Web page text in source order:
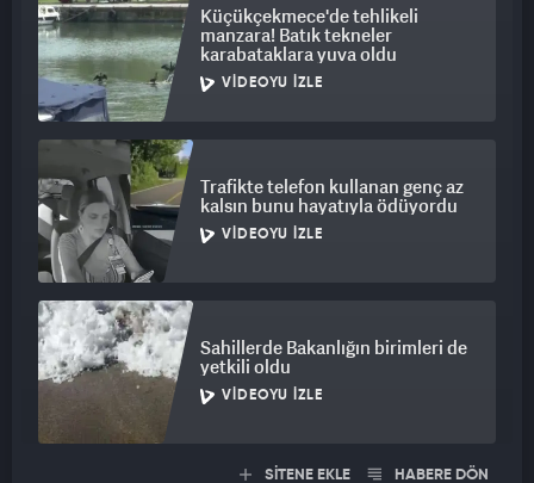
Küçükçekmece'de tehlikeli
manzara! Batık tekneler
karabataklara yuva oldu
VIDEOYU İZLE
Trafikte telefon kullanan genç az
kalsın bunu hayatıyla ödüyordu
VIDEOYU İZLE
Sahillerde Bakanlığın birimleri de
yetkili oldu
VIDEOYU İZLE
SİTENE EKLE HABERE DÖN